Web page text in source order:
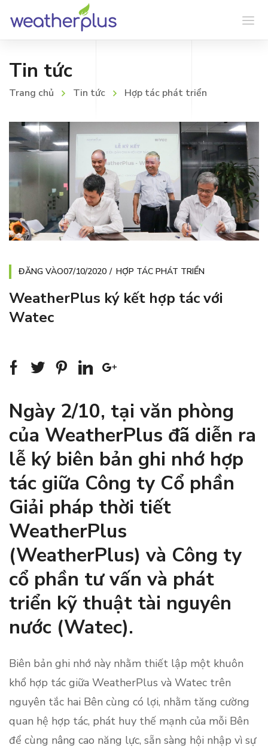
Tin tức
Trang chủ Tin tức Hợp tác phát triển
ĐĂNG VÀO07/10/2020 HỢP TÁC PHÁT TRIỂN
WeatherPlus ký kết hợp tác với
Watec
Ngày 2/10, tại văn phòng
của WeatherPlus đã diễn ra
lễ ký biên bản ghi nhớ hợp
tác giữa Công ty Cổ phần
Giải pháp thời tiết
WeatherPlus
(WeatherPlus) và Công ty
cổ phần tư vấn và phát
triển kỹ thuật tài nguyên
nước (Watec).
Biên bản ghi nhớ này nhằm thiết lập một khuôn
khổ hợp tác giữa WeatherPlus và Watec trên
nguyên tắc hai Bên cùng có lợi, nhằm tăng cường
quan hệ hợp tác, phát huy thế mạnh của mỗi Bên
để cùng nâng cao năng lực, sẵn sàng hội nhập vì sự